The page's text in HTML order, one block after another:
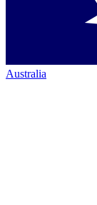
Australia